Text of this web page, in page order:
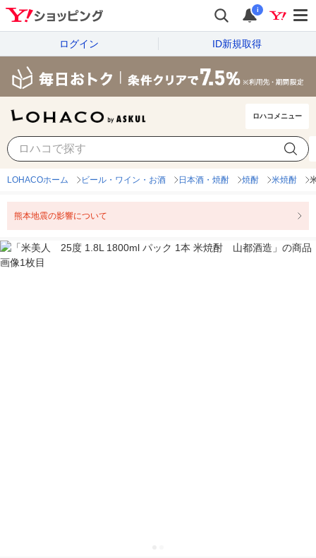
i
ログイン ID新規取得
ロハコメニュー
LOHACOホーム ビール・ワイン・お酒 日本酒・焼酎 焼酎 米焼酎
熊本地震の影響について